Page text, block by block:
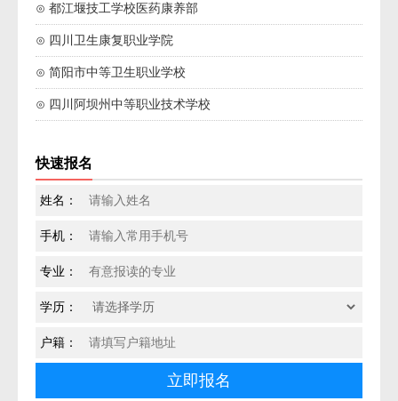
⊙ 都江堰技工学校医药康养部
⊙ 四川卫生康复职业学院
⊙ 简阳市中等卫生职业学校
⊙ 四川阿坝州中等职业技术学校
快速报名
姓名：
手机：
专业：
学历：
户籍：